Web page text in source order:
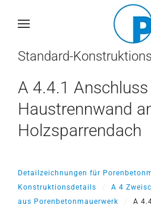
Skip
main
Standard-
A 4.4.1
Haustrennwand
Holzsparrendach
Detailzeichnungen für
Konstruktionsdetails
A 4
aus Porenbetonmauerwerk
A